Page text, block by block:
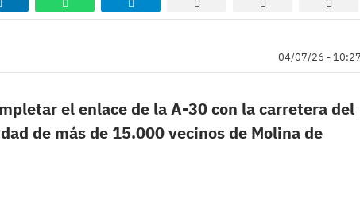
04/07/26 - 10:27
el enlace de la A-30 con la carretera del
de más de 15.000 vecinos de Molina de